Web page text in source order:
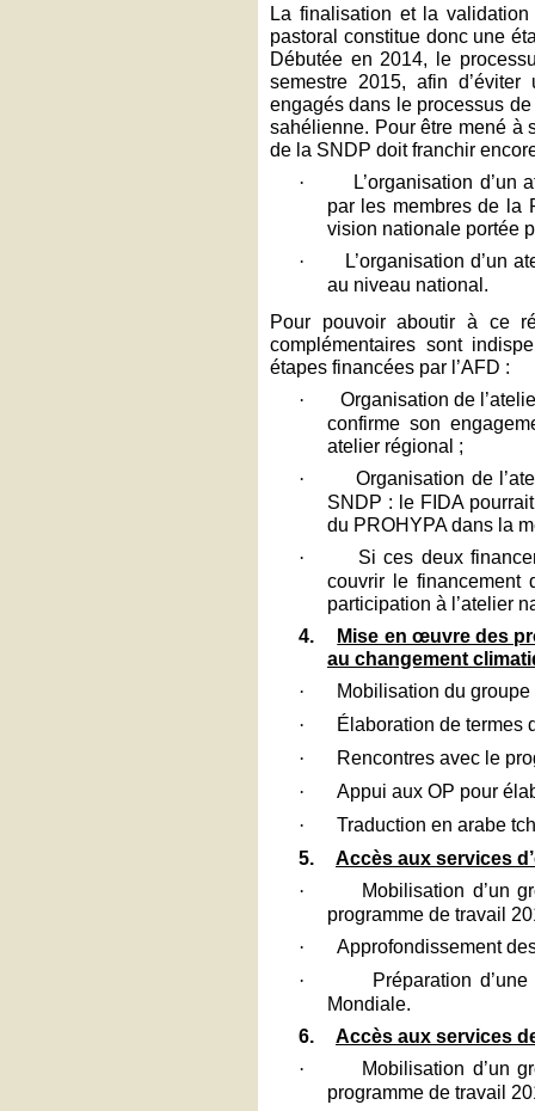
La finalisation et la
pastoral constitue donc une
Débutée en 2014, le
semestre 2015, afin
engagés dans le processus
sahélienne. Pour être mené à
de la SNDP doit franchir
·
L’organisation d’un
par les membres de la
vision nationale portée
·
L’organisation d’un
au niveau national.
Pour pouvoir aboutir à ce
complémentaires sont
étapes financées par l’AFD :
·
Organisation de
confirme son
atelier régional ;
·
Organisation de
SNDP : le FIDA
du PROHYPA dans la
·
Si ces deux
couvrir le financement
participation à l’atelier
4.
Mise en œuvre des
au changement
· Mobilisation du
· Élaboration de termes
· Rencontres avec le
· Appui aux OP pour
·
Traduction en arabe
5.
Accès aux services
·
Mobilisation d’un
programme de travail
· Approfondissement
·
Préparation
Mondiale.
6.
Accès aux services
·
Mobilisation d’un
programme de travail